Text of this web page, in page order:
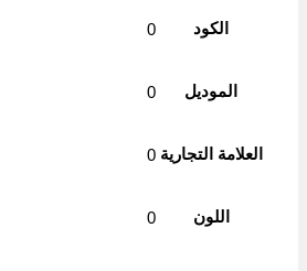
الكود 0
الموديل 0
العلامة التجارية 0
اللون 0